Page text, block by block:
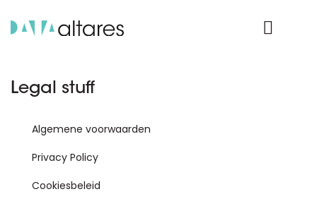
Legal stuff
Algemene voorwaarden
Privacy Policy
Cookiesbeleid